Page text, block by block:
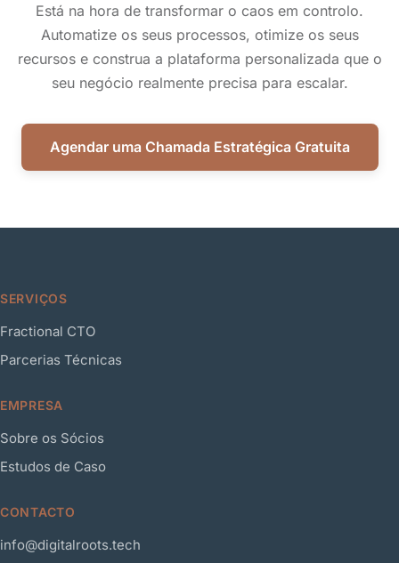
Está na hora de transformar o caos em controlo.
Automatize os seus processos, otimize os seus
recursos e construa a plataforma personalizada que o
seu negócio realmente precisa para escalar.
Agendar uma Chamada Estratégica Gratuita
SERVIÇOS
Fractional CTO
Parcerias Técnicas
EMPRESA
Sobre os Sócios
Estudos de Caso
CONTACTO
info@digitalroots.tech